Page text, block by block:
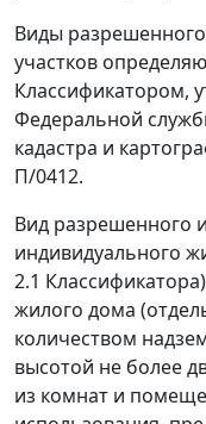
Виды
участков
Классификатором,
Федеральной
кадастра и
П/0412.
Вид разрешенного
индивидуального
2.1
жилого дома
количеством
высотой не более
из комнат и